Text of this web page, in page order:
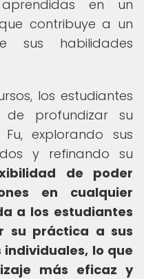
en un
contribuye a un
sus habilidades
los estudiantes
profundizar su
explorando sus
y refinando su
de poder
en cualquier
a los estudiantes
su práctica a sus
lo que
más eficaz y